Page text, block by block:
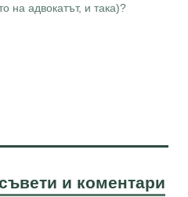
на адвокатът, и така)?
и коментари